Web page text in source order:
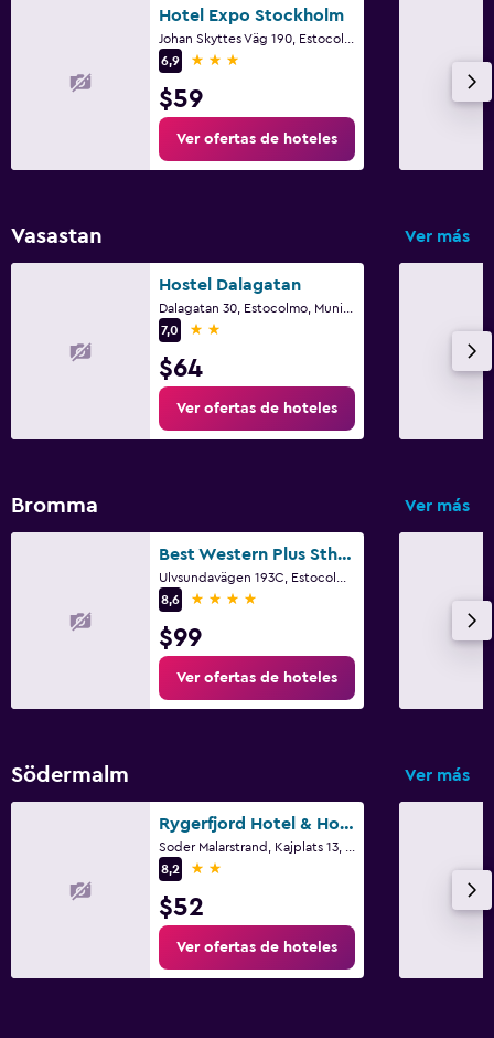
Hotel Expo Stockholm
6,9
3 estrellas
$59
Ver ofertas de hoteles
Vasastan Ver más
Hostel Dalagatan
7,0
2 estrellas
$64
Ver ofertas de hoteles
Bromma Ver más
Best Western Plus Sthlm Bromma
8,6
4 estrellas
$99
Ver ofertas de hoteles
Södermalm Ver más
Rygerfjord Hotel & Hostel
8,2
2 estrellas
$52
Ver ofertas de hoteles